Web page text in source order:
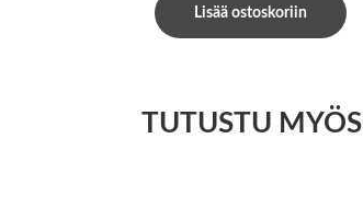
Lisää ostoskoriin
TUTUSTU MYÖS